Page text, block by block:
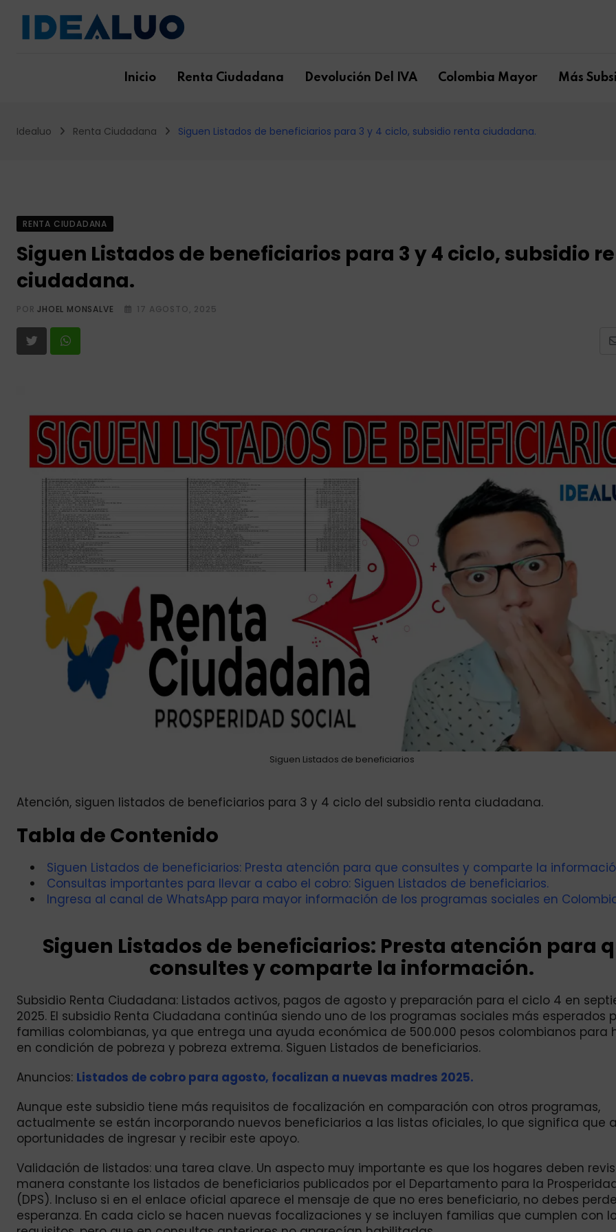
content
Inicio Renta Ciudadana Devolución Del IVA Colombia Mayor Más
Idealuo Renta Ciudadana Siguen Listados de beneficiarios para 3 y 4 ciclo, subsidio renta ciudadana.
RENTA CIUDADANA
Siguen Listados de beneficiarios para 3 y 4 ciclo, subsidio
ciudadana.
PORJHOEL MONSALVE 17 AGOSTO, 2025
Siguen Listados de beneficiarios
Atención, siguen listados de beneficiarios para 3 y 4 ciclo del subsidio renta ciudadana.
Tabla de Contenido
Siguen Listados de beneficiarios: Presta atención para que consultes y comparte la
Consultas importantes para llevar a cabo el cobro: Siguen Listados de beneficiarios.
Ingresa al canal de WhatsApp para mayor información de los programas sociales en
Siguen Listados de beneficiarios: Presta atención para
consultes y comparte la información.
Subsidio Renta Ciudadana: Listados activos, pagos de agosto y preparación para el ciclo 4 en
2025. El subsidio Renta Ciudadana continúa siendo uno de los programas sociales más esperados
familias colombianas, ya que entrega una ayuda económica de 500.000 pesos colombianos para
en condición de pobreza y pobreza extrema. Siguen Listados de beneficiarios.
Anuncios: Listados de cobro para agosto, focalizan a nuevas madres 2025.
Aunque este subsidio tiene más requisitos de focalización en comparación con otros programas,
actualmente se están incorporando nuevos beneficiarios a las listas oficiales, lo que significa que
oportunidades de ingresar y recibir este apoyo.
Validación de listados: una tarea clave. Un aspecto muy importante es que los hogares deben
manera constante los listados de beneficiarios publicados por el Departamento para la
(DPS). Incluso si en el enlace oficial aparece el mensaje de que no eres beneficiario, no debes
esperanza. En cada ciclo se hacen nuevas focalizaciones y se incluyen familias que cumplen con